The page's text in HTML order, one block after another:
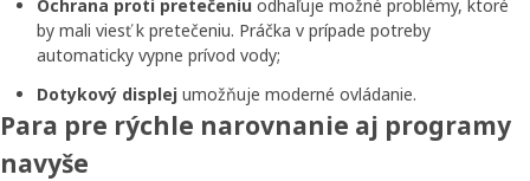
Ochrana proti pretečeniu odhaľuje možné problémy, ktoré
by mali viesť k pretečeniu. Práčka v prípade potreby
automaticky vypne prívod vody;
Dotykový displej umožňuje moderné ovládanie.
Para pre rýchle narovnanie aj programy
navyše